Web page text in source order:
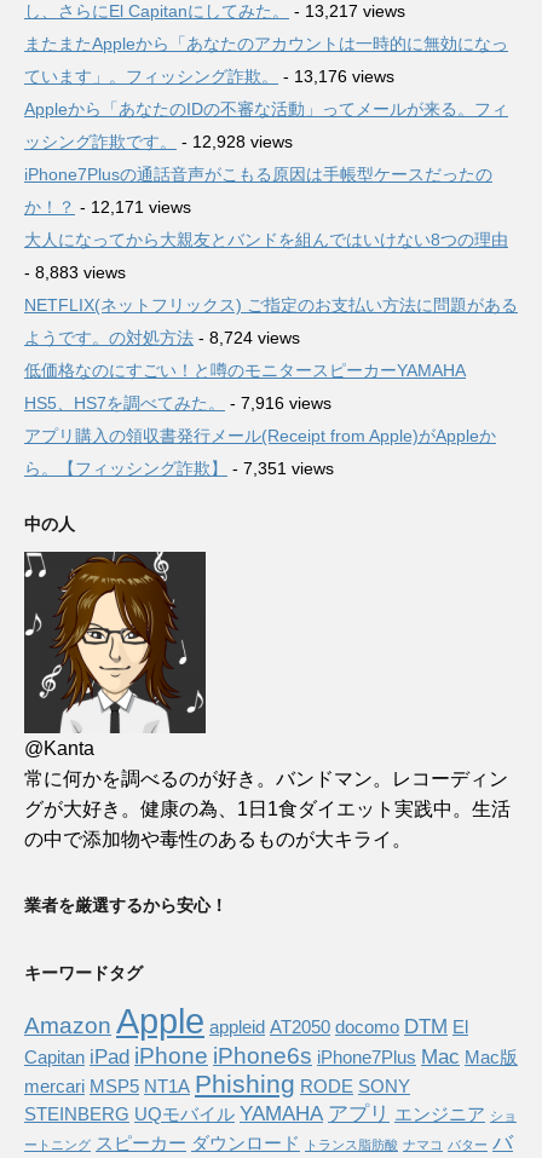
し、さらにEl Capitanにしてみた。
- 13,217 views
またまたAppleから「あなたのアカウントは一時的に無効になっ
ています」。フィッシング詐欺。
- 13,176 views
Appleから「あなたのIDの不審な活動」ってメールが来る。フィ
ッシング詐欺です。
- 12,928 views
iPhone7Plusの通話音声がこもる原因は手帳型ケースだったの
か！？ - 12,171 views
大人になってから大親友とバンドを組んではいけない8つの理由
- 8,883 views
NETFLIX(ネットフリックス) ご指定のお支払い方法に問題がある
ようです。の対処方法 - 8,724 views
低価格なのにすごい！と噂のモニタースピーカーYAMAHA
HS5、HS7を調べてみた。
- 7,916 views
アプリ購入の領収書発行メール(Receipt from Apple)がAppleか
ら。【フィッシング詐欺】
- 7,351 views
中の人
@Kanta
常に何かを調べるのが好き。バンドマン。レコーディン
グが大好き。健康の為、1日1食ダイエット実践中。生活
の中で添加物や毒性のあるものが大キライ。
業者を厳選するから安心！
キーワードタグ
Amazon Apple appleid AT2050 docomo DTM El
Capitan iPad iPhone iPhone6s iPhone7Plus Mac Mac版
mercari MSP5 NT1A Phishing RODE SONY
STEINBERG UQモバイル YAMAHA アプリ エンジニア ショ
ートニング スピーカー ダウンロード トランス脂肪酸 ナマコ バター バ